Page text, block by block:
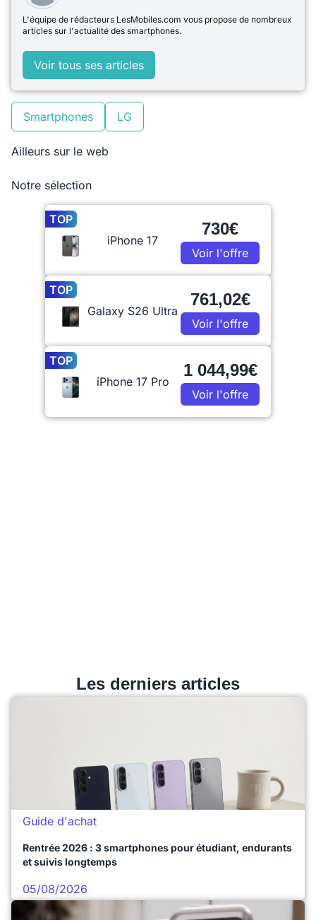
L'équipe de rédacteurs LesMobiles.com vous propose de nombreux
articles sur l'actualité des smartphones.
Voir tous ses articles
Smartphones LG
Ailleurs sur le web
Notre sélection
TOP
iPhone 17
730€
Voir l'offre
TOP
Galaxy S26 Ultra
761,02€
Voir l'offre
TOP
iPhone 17 Pro
1 044,99€
Voir l'offre
Les derniers articles
Guide d'achat
Rentrée 2026 : 3 smartphones pour étudiant, endurants
et suivis longtemps
05/08/2026